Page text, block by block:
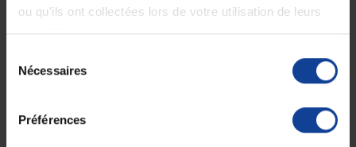
ou qu'ils ont collectées lors de votre utilisation de leurs
services.
Nécessaires
Préférences
Pour une stabilité accrue, son embout est antidérapant .
Livrées avecbouchon anti bruit.
Caractéristiques de la canne anatomique
Maginot